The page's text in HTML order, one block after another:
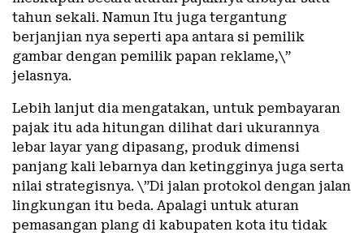
tahun sekali. Namun Itu juga tergantung
berjanjian nya seperti apa antara si pemilik
gambar dengan pemilik papan reklame,\”
jelasnya.
Lebih lanjut dia mengatakan, untuk pembayaran
pajak itu ada hitungan dilihat dari ukurannya
lebar layar yang dipasang, produk dimensi
panjang kali lebarnya dan ketingginya juga serta
nilai strategisnya. \”Di jalan protokol dengan jalan
lingkungan itu beda. Apalagi untuk aturan
pemasangan plang di kabupaten kota itu tidak